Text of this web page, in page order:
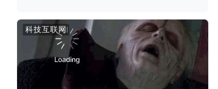
科技互联网